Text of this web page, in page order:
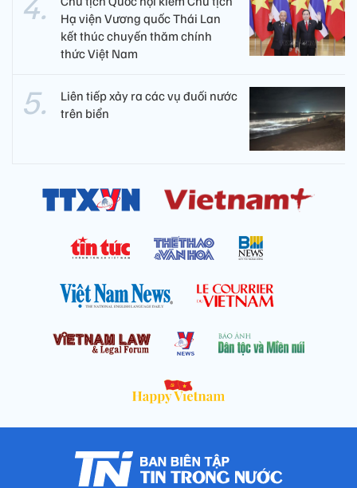
Hạ viện Vương quốc Thái Lan
kết thúc chuyến thăm chính
thức Việt Nam
Liên tiếp xảy ra các vụ đuối nước
trên biển